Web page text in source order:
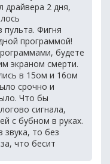
драйвера 2 дня,
пульта. Фигня
программой!
будете
экраном смерти.
в 15ом и 16ом
срочно и
Что бы
сигнала,
с бубном в руках.
звука, то без
что бесит